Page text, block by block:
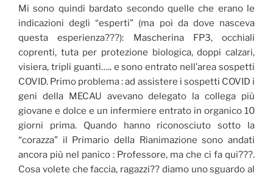
Mi sono quindi bardato secondo quelle che erano le
indicazioni degli “esperti” (ma poi da dove nasceva
questa esperienza???): Mascherina FP3, occhiali
coprenti, tuta per protezione biologica, doppi calzari,
visiera, tripli guanti….. e sono entrato nell’area sospetti
COVID. Primo problema : ad assistere i sospetti COVID i
geni della MECAU avevano delegato la collega più
giovane e dolce e un infermiere entrato in organico 10
giorni prima. Quando hanno riconosciuto sotto la
“corazza” il Primario della Rianimazione sono andati
ancora più nel panico : Professore, ma che ci fa qui???.
Cosa volete che faccia, ragazzi?? diamo uno sguardo al